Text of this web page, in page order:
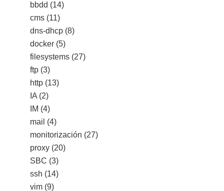
bbdd (14)
cms (11)
dns-dhcp (8)
docker (5)
filesystems (27)
ftp (3)
http (13)
IA (2)
IM (4)
mail (4)
monitorización (27)
proxy (20)
SBC (3)
ssh (14)
vim (9)